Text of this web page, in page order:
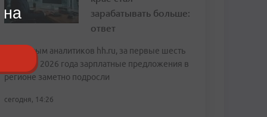
зарабатывать больше:
ответ
По данным аналитиков hh.ru, за первые шесть
месяцев 2026 года зарплатные предложения в
регионе заметно подросли
сегодня, 14:26